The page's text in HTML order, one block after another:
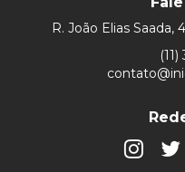
R. João Elias Saada,